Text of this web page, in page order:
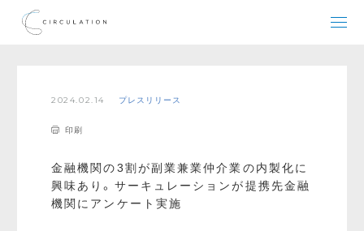
2024.02.14 プレスリリース
印刷
金融機関の3割が副業兼業仲介業の内製化に
興味あり。サーキュレーションが提携先金融
機関にアンケート実施